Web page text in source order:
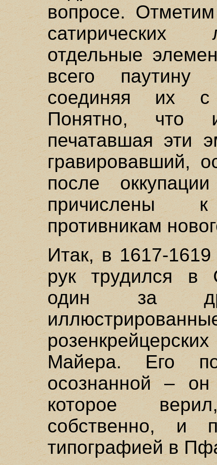
вопросе.
сатирических
отдельные
всего
соединяя их с
Понятно,
печатавшая эти
гравировавший,
после
причислены
противникам
Итак, в 1617-
рук трудился в
один за
Майера. Его
осознанной –
которое
собственно, и
типографией в